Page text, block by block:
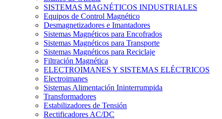
SISTEMAS MAGNÉTICOS INDUSTRIALES
Equipos de Control Magnético
Desmagnetizadores e Imantadores
Sistemas Magnéticos para Encofrados
Sistemas Magnéticos para Transporte
Sistemas Magnéticos para Reciclaje
Filtración Magnética
ELECTROIMANES Y SISTEMAS ELÉCTRICOS
Electroimanes
Sistemas Alimentación Ininterrumpida
Transformadores
Estabilizadores de Tensión
Rectificadores AC/DC